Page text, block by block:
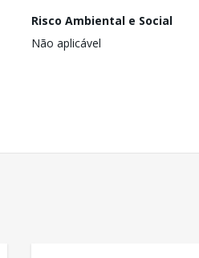
Risco Ambiental e Social
Não aplicável